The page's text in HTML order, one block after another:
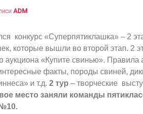
ADM
конкурс «Суперпятиклашка» – 2
которые вышли во второй этап. 2
аукциона «Купите свинью». Правила
факты, породы свиней,
и т.д. 2 тур – творческие
место заняли команды
.